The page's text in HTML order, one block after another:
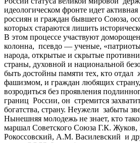
идеологическом фронте идет активная
россиян и граждан бывшего Союза,
которых стараются лишить
В этом процессе участвуют
колонна, псевдо — ученые,
народа, открытые и скрытые
страны, духовной и национальной
быть достойны памяти тех, кто отдал
фашизмом, и граждан любящих
возродиться без проявления
границ России, он стремится
богатства, страну. Неужели забыты
Нынешняя молодежь не знает, кто
маршал Советского Союза Г.К.
Рокоссовский, А.М. Василевский и